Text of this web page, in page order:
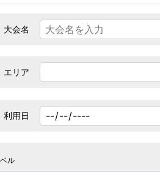
大会名
エリア
利用日
ル